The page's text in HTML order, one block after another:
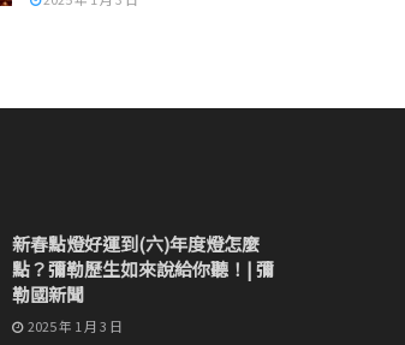
新春點燈好運到(六)年度燈怎麼
點？彌勒歷生如來說給你聽！| 彌
勒國新聞
2025 年 1 月 3 日